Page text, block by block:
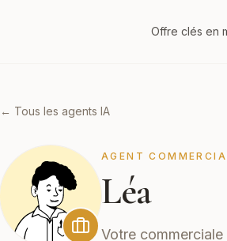
Offre clés en
← Tous les agents IA
AGENT
Léa
Votre